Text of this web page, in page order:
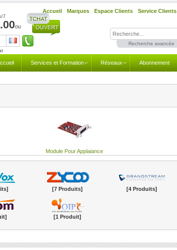
Accueil Marques Espace Clients Service Clients
Recherche avancée
7
ou
Services et Formation Réseaux Abonnement
Module Pour Applaiance
[7 Produits] [4 Produits]
[1 Produit]